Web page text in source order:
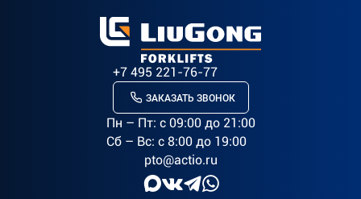
+7 495 221-76-77
ЗАКАЗАТЬ ЗВОНОК
Пн – Пт: c 09:00 до 21:00
Сб – Вс: с 8:00 до 19:00
pto@actio.ru